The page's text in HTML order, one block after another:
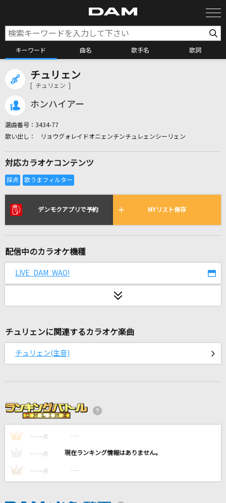
キーワード 曲名 歌手名 歌詞
リアルタイムで歌われている曲の一覧
[生音]水平線
ガンバッテンダー
セーラー服と機関銃
薬師丸ひろ子
虹の素
ワタリドリ
[Alexandros]
愛内里菜
チュリェン
[ チュリェン ]
ホンハイアー
選曲番号： 3434-77
リョウグォレイドオニェンチンチュレェンシーリェン
対応カラオケコンテンツ
デンモクアプリで予約 MYリスト保存
配信中のカラオケ機種
LIVE DAM WAO!
チュリェンに関連するカラオケ楽曲
チュリェン(生音)
1 ---- 点 ----
---- 点 ----
3 ---- 点 ----